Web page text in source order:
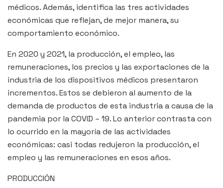
médicos. Además, identifica las tres actividades
económicas que reflejan, de mejor manera, su
comportamiento económico.
En 2020 y 2021, la producción, el empleo, las
remuneraciones, los precios y las exportaciones de la
industria de los dispositivos médicos presentaron
incrementos. Estos se debieron al aumento de la
demanda de productos de esta industria a causa de la
pandemia por la COVID – 19. Lo anterior contrasta con
lo ocurrido en la mayoría de las actividades
económicas: casi todas redujeron la producción, el
empleo y las remuneraciones en esos años.
PRODUCCIÓN